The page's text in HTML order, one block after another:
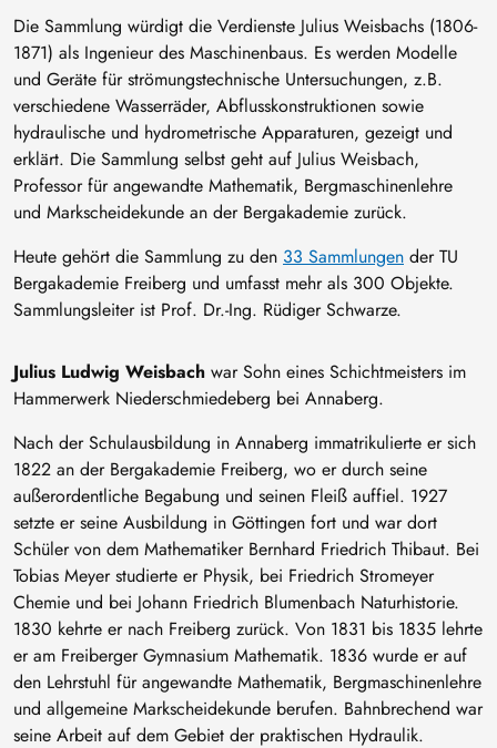
Die Sammlung würdigt die Verdienste Julius Weisbachs (1806-
1871) als Ingenieur des Maschinenbaus. Es werden Modelle
und Geräte für strömungstechnische Untersuchungen, z.B.
verschiedene Wasserräder, Abflusskonstruktionen sowie
hydraulische und hydrometrische Apparaturen, gezeigt und
erklärt. Die Sammlung selbst geht auf Julius Weisbach,
Professor für angewandte Mathematik, Bergmaschinenlehre
und Markscheidekunde an der Bergakademie zurück.
Heute gehört die Sammlung zu den 33 Sammlungen der TU
Bergakademie Freiberg und umfasst mehr als 300 Objekte.
Sammlungsleiter ist Prof. Dr.-Ing. Rüdiger Schwarze.
Julius Ludwig Weisbach war Sohn eines Schichtmeisters im
Hammerwerk Niederschmiedeberg bei Annaberg.
Nach der Schulausbildung in Annaberg immatrikulierte er sich
1822 an der Bergakademie Freiberg, wo er durch seine
außerordentliche Begabung und seinen Fleiß auffiel. 1927
setzte er seine Ausbildung in Göttingen fort und war dort
Schüler von dem Mathematiker Bernhard Friedrich Thibaut. Bei
Tobias Meyer studierte er Physik, bei Friedrich Stromeyer
Chemie und bei Johann Friedrich Blumenbach Naturhistorie.
1830 kehrte er nach Freiberg zurück. Von 1831 bis 1835 lehrte
er am Freiberger Gymnasium Mathematik. 1836 wurde er auf
den Lehrstuhl für angewandte Mathematik, Bergmaschinenlehre
und allgemeine Markscheidekunde berufen. Bahnbrechend war
seine Arbeit auf dem Gebiet der praktischen Hydraulik.